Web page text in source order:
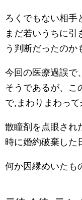
ろくでもない相手
まだ若いうちに引
う判断だったのか
今回の医療過誤で
そうであるが、こ
で,まわりまわって
散瞳剤を点眼され
時に婚約破棄した
何か因縁めいたも